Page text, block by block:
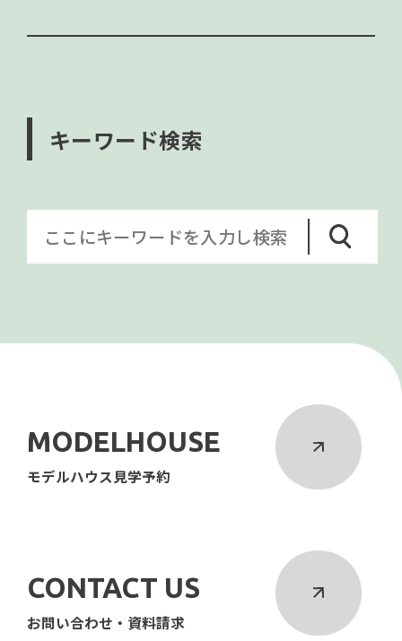
キーワード検索
MODELHOUSE
モデルハウス見学予約
CONTACT US
お問い合わせ・資料請求